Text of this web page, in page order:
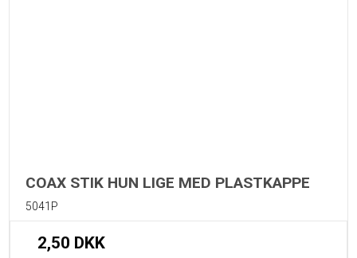
COAX STIK HUN LIGE MED PLASTKAPPE
5041P
2,50 DKK